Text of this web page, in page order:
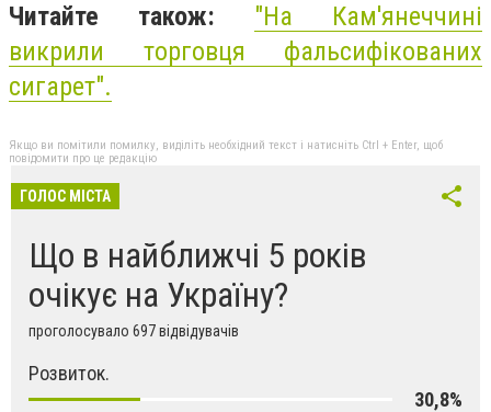
Читайте також: "На Кам'янеччині
викрили торговця фальсифікованих
сигарет".
Якщо ви помітили помилку, виділіть необхідний текст і натисніть Ctrl + Enter, щоб
повідомити про це редакцію
ГОЛОС МІСТА
Що в найближчі 5 років
очікує на Україну?
проголосувало 697 відвідувачів
Розвиток.
30,8%